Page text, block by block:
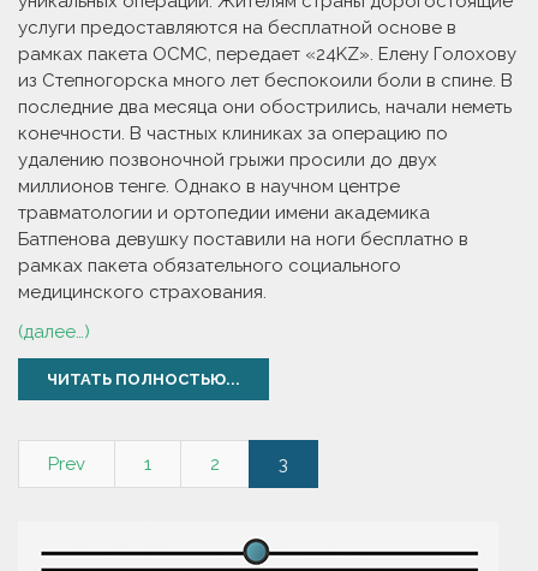
услуги предоставляются на бесплатной основе в
рамках пакета ОСМС, передает «24KZ». Елену Голохову
из Степногорска много лет беспокоили боли в спине. В
последние два месяца они обострились, начали неметь
конечности. В частных клиниках за операцию по
удалению позвоночной грыжи просили до двух
миллионов тенге. Однако в научном центре
травматологии и ортопедии имени академика
Батпенова девушку поставили на ноги бесплатно в
рамках пакета обязательного социального
медицинского страхования.
(далее…)
ЧИТАТЬ ПОЛНОСТЬЮ...
Prev 1 2 3